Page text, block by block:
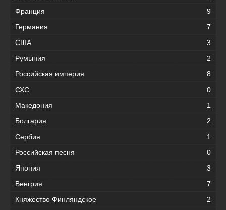
Франция
9
Германия
7
США
3
Румыния
2
Российская империя
8
СХС
0
Македония
1
Болгария
2
Сербия
1
Российская песня
0
Япония
3
Венгрия
7
Княжество Финляндское
2